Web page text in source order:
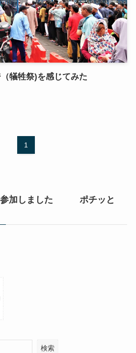
犠牲祭)を感じてみた
1
参加しました ポチッと
検索